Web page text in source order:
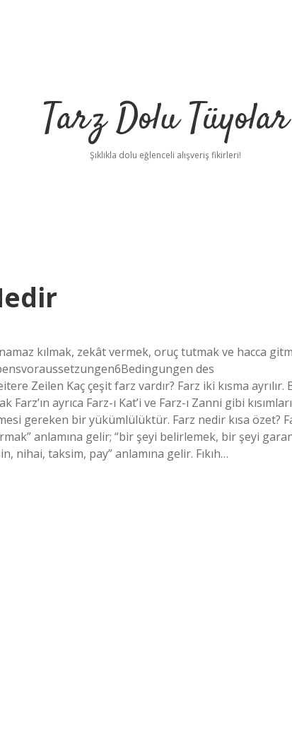
Tarz Dolu Tüyolar
Şıklıkla dolu eğlenceli alışveriş fikirleri!
kılmak, zekât vermek, oruç tutmak ve hacca
des
Zeilen Kaç çeşit farz vardır? Farz iki kısma ayrılır.
ayrıca Farz-ı Kat’i ve Farz-ı Zanni gibi
gereken bir yükümlülüktür. Farz nedir kısa özet?
anlamına gelir; “bir şeyi belirlemek, bir şeyi
nihai, taksim, pay” anlamına gelir. Fıkıh…